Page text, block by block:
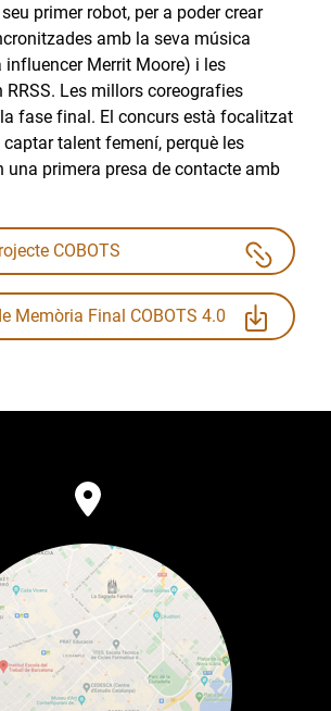
primer robot, per a poder crear
amb la seva música
Merrit Moore) i les
Les millors coreografies
fase final. El concurs està focalitzat
talent femení, perquè les
una primera presa de contacte amb
COBOTS
Memòria Final COBOTS 4.0